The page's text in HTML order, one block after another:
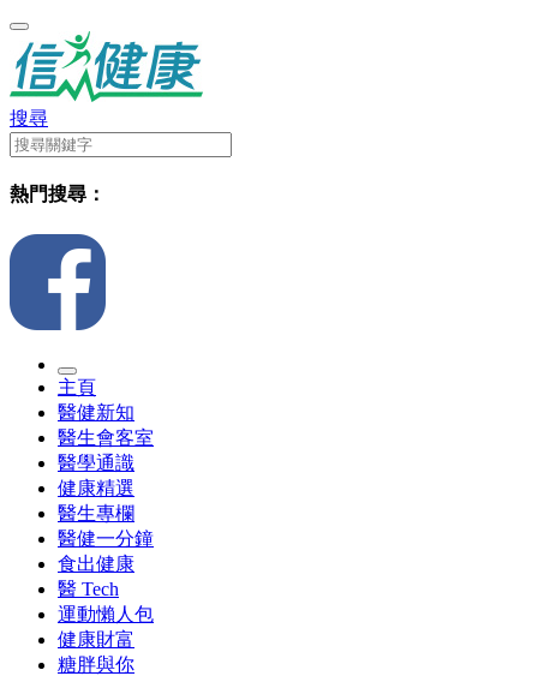
搜尋
熱門搜尋：
主頁
醫健新知
醫生會客室
醫學通識
健康精選
醫生專欄
醫健一分鐘
食出健康
醫 Tech
運動懶人包
健康財富
糖胖與你